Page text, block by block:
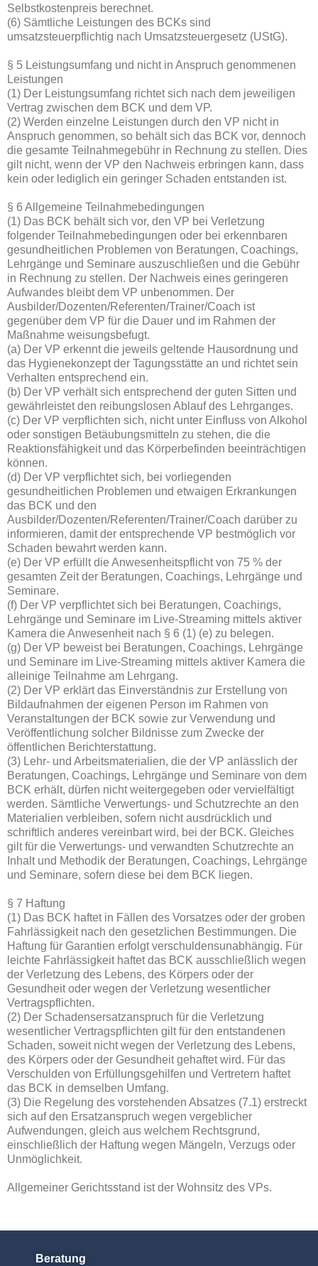
Selbstkostenpreis berechnet.
(6) Sämtliche Leistungen des BCKs sind
umsatzsteuerpflichtig nach Umsatzsteuergesetz (UStG).
§ 5 Leistungsumfang und nicht in Anspruch genommenen
Leistungen
(1) Der Leistungsumfang richtet sich nach dem jeweiligen
Vertrag zwischen dem BCK und dem VP.
(2) Werden einzelne Leistungen durch den VP nicht in
Anspruch genommen, so behält sich das BCK vor, dennoch
die gesamte Teilnahmegebühr in Rechnung zu stellen. Dies
gilt nicht, wenn der VP den Nachweis erbringen kann, dass
kein oder lediglich ein geringer Schaden entstanden ist.
§ 6 Allgemeine Teilnahmebedingungen
(1) Das BCK behält sich vor, den VP bei Verletzung
folgender Teilnahmebedingungen oder bei erkennbaren
gesundheitlichen Problemen von Beratungen, Coachings,
Lehrgänge und Seminare auszuschließen und die Gebühr
in Rechnung zu stellen. Der Nachweis eines geringeren
Aufwandes bleibt dem VP unbenommen. Der
Ausbilder/Dozenten/Referenten/Trainer/Coach ist
gegenüber dem VP für die Dauer und im Rahmen der
Maßnahme weisungsbefugt.
(a) Der VP erkennt die jeweils geltende Hausordnung und
das Hygienekonzept der Tagungsstätte an und richtet sein
Verhalten entsprechend ein.
(b) Der VP verhält sich entsprechend der guten Sitten und
gewährleistet den reibungslosen Ablauf des Lehrganges.
(c) Der VP verpflichten sich, nicht unter Einfluss von Alkohol
oder sonstigen Betäubungsmitteln zu stehen, die die
Reaktionsfähigkeit und das Körperbefinden beeinträchtigen
können.
(d) Der VP verpflichtet sich, bei vorliegenden
gesundheitlichen Problemen und etwaigen Erkrankungen
das BCK und den
Ausbilder/Dozenten/Referenten/Trainer/Coach darüber zu
informieren, damit der entsprechende VP bestmöglich vor
Schaden bewahrt werden kann.
(e) Der VP erfüllt die Anwesenheitspflicht von 75 % der
gesamten Zeit der Beratungen, Coachings, Lehrgänge und
Seminare.
(f) Der VP verpflichtet sich bei Beratungen, Coachings,
Lehrgänge und Seminare im Live-Streaming mittels aktiver
Kamera die Anwesenheit nach § 6 (1) (e) zu belegen.
(g) Der VP beweist bei Beratungen, Coachings, Lehrgänge
und Seminare im Live-Streaming mittels aktiver Kamera die
alleinige Teilnahme am Lehrgang.
(2) Der VP erklärt das Einverständnis zur Erstellung von
Bildaufnahmen der eigenen Person im Rahmen von
Veranstaltungen der BCK sowie zur Verwendung und
Veröffentlichung solcher Bildnisse zum Zwecke der
öffentlichen Berichterstattung.
(3) Lehr- und Arbeitsmaterialien, die der VP anlässlich der
Beratungen, Coachings, Lehrgänge und Seminare von dem
BCK erhält, dürfen nicht weitergegeben oder vervielfältigt
werden. Sämtliche Verwertungs- und Schutzrechte an den
Materialien verbleiben, sofern nicht ausdrücklich und
schriftlich anderes vereinbart wird, bei der BCK. Gleiches
gilt für die Verwertungs- und verwandten Schutzrechte an
Inhalt und Methodik der Beratungen, Coachings, Lehrgänge
und Seminare, sofern diese bei dem BCK liegen.
§ 7 Haftung
(1) Das BCK haftet in Fällen des Vorsatzes oder der groben
Fahrlässigkeit nach den gesetzlichen Bestimmungen. Die
Haftung für Garantien erfolgt verschuldensunabhängig. Für
leichte Fahrlässigkeit haftet das BCK ausschließlich wegen
der Verletzung des Lebens, des Körpers oder der
Gesundheit oder wegen der Verletzung wesentlicher
Vertragspflichten.
(2) Der Schadensersatzanspruch für die Verletzung
wesentlicher Vertragspflichten gilt für den entstandenen
Schaden, soweit nicht wegen der Verletzung des Lebens,
des Körpers oder der Gesundheit gehaftet wird. Für das
Verschulden von Erfüllungsgehilfen und Vertretern haftet
das BCK in demselben Umfang.
(3) Die Regelung des vorstehenden Absatzes (7.1) erstreckt
sich auf den Ersatzanspruch wegen vergeblicher
Aufwendungen, gleich aus welchem Rechtsgrund,
einschließlich der Haftung wegen Mängeln, Verzugs oder
Unmöglichkeit.
Allgemeiner Gerichtsstand ist der Wohnsitz des VPs.
Beratung